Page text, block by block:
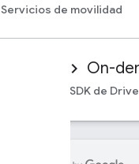
Servicios de movilidad
On-
SDK de